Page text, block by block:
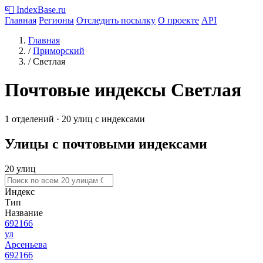
📮 IndexBase.ru
Главная Регионы Отследить посылку О проекте API
Главная
/ Приморский
/ Светлая
Почтовые индексы Светлая
1 отделений · 20 улиц с индексами
Улицы с почтовыми индексами
20 улиц
Индекс
Тип
Название
692166
ул
Арсеньева
692166